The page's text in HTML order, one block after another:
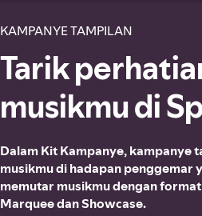
KAMPANYE TAMPILAN
Tarik
musikmu di
Dalam Kit Kampanye, kampanye
musikmu di hadapan penggemar
memutar musikmu dengan
Marquee dan Showcase.